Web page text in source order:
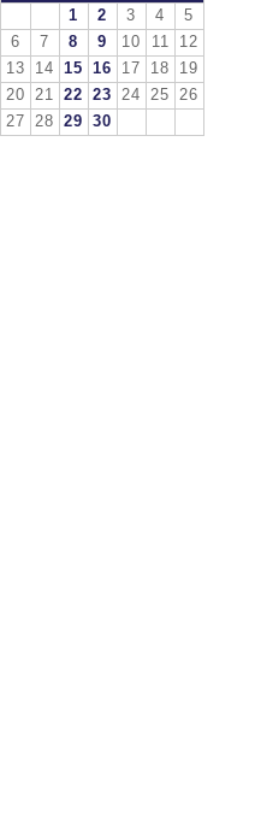
1
2 3 4
5
6
7 8 9 10 11
12
13
14 15 16 17 18
19
20
21 22 23 24 25
26
27
28 29 30